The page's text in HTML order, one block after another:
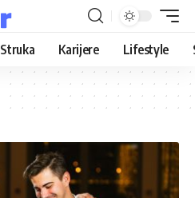
Struka Karijere Lifestyle